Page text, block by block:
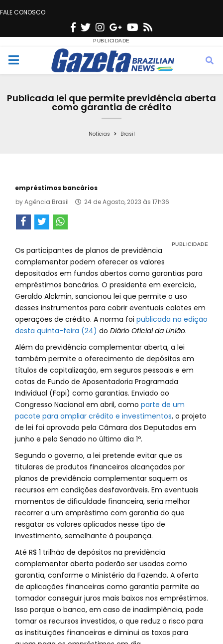
FALE CONOSCO
F
c
e
o
T
w
i
t
e
n
s
t
g
r
a
G
o
o
g
e
Y
u
t
b
s
M
Publicada lei que permite previdência aberta
como garantia de crédito
Notícias Brasil
empréstimos bancários
byAgência Brasil 24 de Agosto, 2023 às 17h36
Os participantes de planos de previdência
complementar podem oferecer os valores
depositados em fundos abertos como garantias para
empréstimos bancários. O presidente em exercício,
Geraldo Alckmin, sancionou lei que permite o uso
desses instrumentos para cobrir eventuais calotes em
operações de crédito. A norma foi publicada na edição
desta quinta-feira (24) do Diário Oficial da União.
Além da previdência complementar aberta, a lei
também permite o oferecimento de depósitos em
títulos de capitalização, em seguros pessoais e em
cotas de Fundo de Aposentadoria Programada
Individual (Fapi) como garantias. Enviado ao
Congresso Nacional em abril, como parte de um
pacote para ampliar crédito e investimentos, o projeto
de lei foi aprovado pela Câmara dos Deputados em
junho e pelo Senado no último dia 1º.
Segundo o governo, a lei pretende evitar que os
titulares de produtos financeiros alcançados por
planos de previdência complementar saquem os
recursos em condições desfavoráveis. Em eventuais
momentos de dificuldade financeira, seria melhor
recorrer a um empréstimo com garantia do que
resgatar os valores aplicados nesse tipo de
investimento, semelhante à poupança.
Até R$ 1 trilhão de depósitos na previdência
complementar aberta poderão ser usados como
garantia, conforme o Ministério da Fazenda. A oferta
de aplicações financeiras como garantia permite ao
tomador conseguir juros mais baixos nos empréstimos.
Isso porque o banco, em caso de inadimplência, pode
tomar os recursos investidos, o que reduz o risco para
as instituições financeiras e diminui as taxas para